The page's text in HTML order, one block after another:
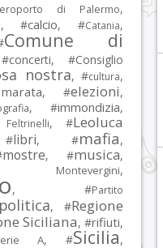
di Palermo,
, #calcio, #Catania,
Comune di
concerti, #Consiglio
nostra, #cultura,
, #elezioni,
, #immondizia,
, #Leoluca
libri, #mafia,
mostre, #musica,
,
, #Partito
, #Regione
Siciliana, #rifiuti,
A, #Sicilia,